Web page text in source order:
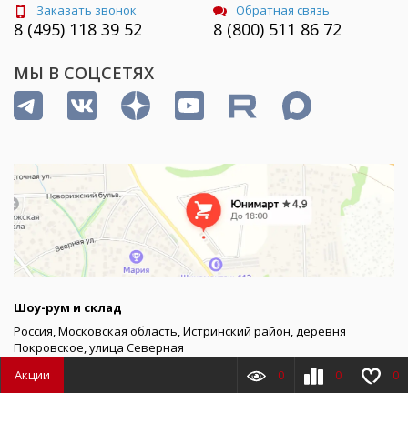
Заказать звонок
8 (495) 118 39 52
Обратная связь
8 (800) 511 86 72
МЫ В СОЦСЕТЯХ
Шоу-рум и склад
Россия, Московская область, Истринский район, деревня
Покровское, улица Северная
График работы шоу-рума
Акции 0 0 0